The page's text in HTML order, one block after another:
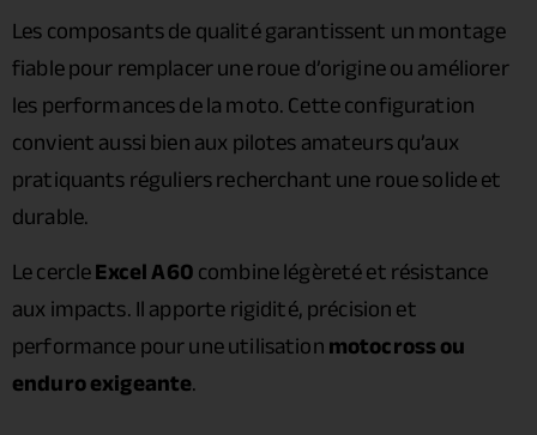
Les composants de qualité garantissent un montage
fiable pour remplacer une roue d’origine ou améliorer
les performances de la moto. Cette configuration
convient aussi bien aux pilotes amateurs qu’aux
pratiquants réguliers recherchant une roue solide et
durable.
Le cercleExcel A60combine légèreté et résistance
aux impacts. Il apporte rigidité, précision et
performance pour une utilisationmotocross ou
enduro exigeante.